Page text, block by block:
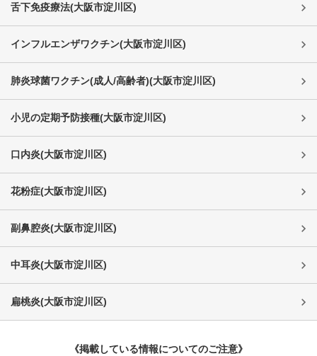
舌下免疫療法(大阪市淀川区)
インフルエンザワクチン(大阪市淀川区)
肺炎球菌ワクチン(成人/高齢者)(大阪市淀川区)
小児の定期予防接種(大阪市淀川区)
口内炎(大阪市淀川区)
花粉症(大阪市淀川区)
副鼻腔炎(大阪市淀川区)
中耳炎(大阪市淀川区)
扁桃炎(大阪市淀川区)
《掲載している情報についてのご注意》